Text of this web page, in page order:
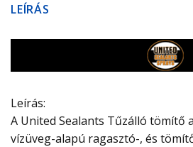
LEÍRÁS
Leírás:
A United Sealants Tűzálló tömítő
vízüveg-alapú ragasztó-, és